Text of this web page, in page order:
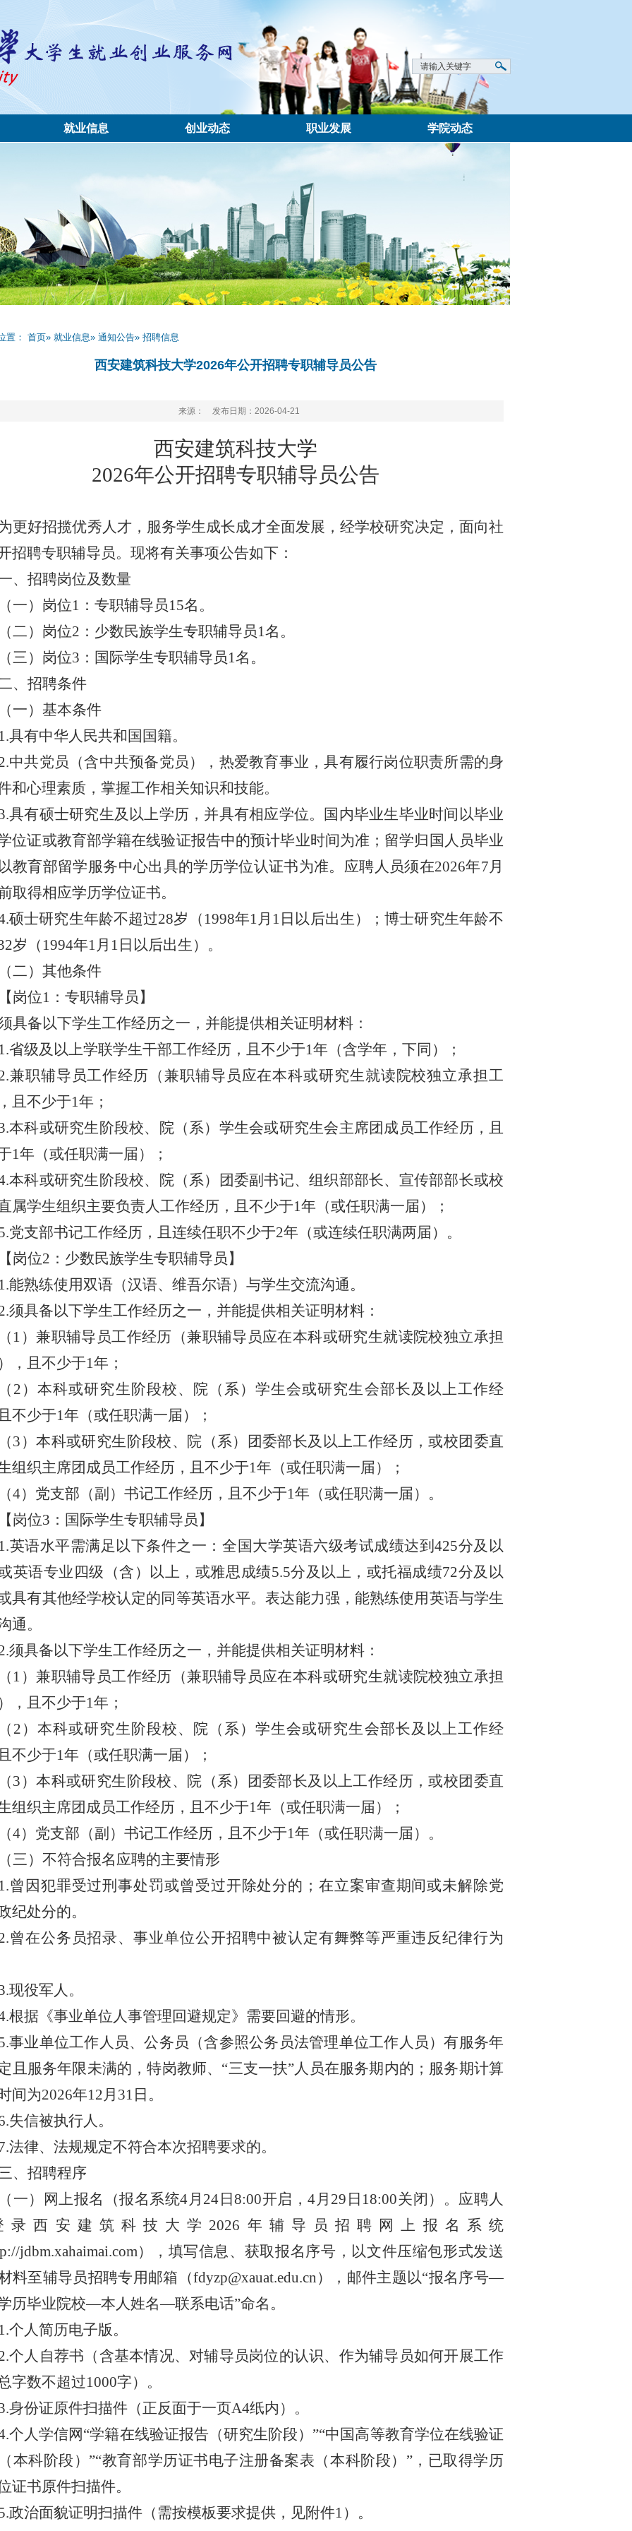
就业信息 创业动态 职业发展 学院动态
置： 首页» 就业信息» 通知公告» 招聘信息
西安建筑科技大学2026年公开招聘专职辅导员公告
来源： 发布日期：2026-04-21
西安建筑科技大学
2026年公开招聘专职辅导员公告
更好招揽优秀人才，服务学生成长成才全面发展，经学校研究决定，面向社
招聘专职辅导员。现将有关事项公告如下：
、 招聘岗位及数量
（一）岗位1 ： 专职辅导员15名。
（二）岗位2 ： 少数民族学生专职辅导员1名。
（三）岗位3 ： 国际学生专职辅导员1名。
、招聘条件
（一）基本条件
1.具有中华人民共和国国籍。
中共党员（含中共预备党员），热爱教育事业，具有履行岗位职责所需的身
和心理素质，掌握工作相关知识和技能。
.具有硕士研究生及以上学历，并具有相应学位。
国内毕业生毕业时间以毕业
位证或教育部学籍在线验证报告中的预计毕业时间为准； 留学归国人员毕业
教育部留学服务中心出具的学历学位认证书为准。 应聘人员须在2026年7月
取得相应学历学位证书。
硕士研究生年龄不超过28岁（ 1998年1月 1 日以后出生）；博士研究生年龄不
岁 （ 1994年1月 1 日以后出生）。
（二）其他条件
【岗位1 ：专职辅导员】
具备以下学生工作经历之一，并能提供相关证明材料：
1.省级及以上学联学生干部工作经历，且不少于1年（含学年，下同）；
兼职辅导员工作经历（兼职辅导员应在本科或研究生就读院校独立承担工
且不少于1年；
本科或研究生阶段校、院（系）学生会或研究生会主席团成员工作经历，且
1年（或任职满一届）；
本科或研究生阶段校、院（系）团委副书记、组织部部长、宣传部部长或校
属学生组织主要负责人工作经历，且不少于1年（或任职满一届）；
党支部书记工作经历，且连续任职不少于2年（或连续任职满两届）。
【岗位2 ：少数民族学生专职辅导员】
1.能熟练使用双语（汉语、维吾尔语）与学生交流沟通。
须具备以下学生工作经历之一，并能提供相关证明材料：
（ 1 ）兼职辅导员工作经历（兼职辅导员应在本科或研究生就读院校独立承担
，且不少于1年；
（ 2 ）本科或研究生阶段校、院（系）学生会或研究生会部长及以上工作经
不少于1年（或任职满一届）；
（3 ）本科或研究生阶段校、院（系）团委部长及以上工作经历，或校团委直
组织主席团成员工作经历，且不少于1年（或任职满一届）；
（4）党支部（副）书记工作经历，且不少于1年（或任职满一届）。
【岗位3 ：国际学生专职辅导员】
1.英语水平需满足以下条件之一：全国大学英语六级考试成绩达到425分及以
英语专业四级（含）以上，或雅思成绩5.5分及以上，或托福成绩72分及以
具有其他经学校认定的同等英语水平。表达能力强， 能熟练使用英语与学生
通。
须具备以下学生工作经历之一，并能提供相关证明材料：
（ 1 ）兼职辅导员工作经历（兼职辅导员应在本科或研究生就读院校独立承担
，且不少于1年；
（ 2 ）本科或研究生阶段校、院（系）学生会或研究生会部长及以上工作经
不少于1年（或任职满一届）；
（3 ）本科或研究生阶段校、院（系）团委部长及以上工作经历，或校团委直
组织主席团成员工作经历，且不少于1年（或任职满一届）；
（4）党支部（副）书记工作经历，且不少于1年（或任职满一届）。
（三）不符合报名应聘的主要情形
1.曾因犯罪受过刑事处罚或曾受过开除处分的；在立案审查期间或未解除党
纪处分的。
曾在公务员招录、事业单位公开招聘中被认定有舞弊等严重违反纪律行为
现役军人 。
根据《事业单位人事管理 回避规定》 需要回避的情形。
事业单位工作人员、公务员（含参照公务员法管理单位工作人员）有服务年
且服务年限未满的，特岗教师、 “三支一扶”人员在服务期内的；服务期计算
间为2026年12月 31 日 。
失信被执行人 。
法律、法规规定不符合本次招聘要求的。
、招聘程序
（一）网上报名（报名系统4月 24 日8:00开启，4月 29 日 18:00关闭 ） 。 应聘人
录西安建筑科技大学 2026 年辅导员招聘网上报名系统
jdbm.xahaimai.com） ，填写信息、 获取报名序号， 以文件压缩包形式发送
料至辅导员招聘专用邮箱（fdyzp@xauat.edu.cn），邮件主题以“报名序号—
历毕业院校—本人姓名—联系电话”命名 。
1.个人简历电子版。
个人自荐书（含基本情况、对辅导员岗位的认识、作为辅导员如何开展工作
字数不超过1000字） 。
身份证原件扫描件（正反面于一页A4纸内） 。
个人学信网“学籍在线验证报告（研究生阶段） ”“中国高等教育学位在线验证
本科阶段） ”“教育部学历证书电子注册备案表（本科阶段） ”， 已取得学历
证书原件扫描件。
政治面貌证明扫描件 （需按模板要求提供，见附件1） 。